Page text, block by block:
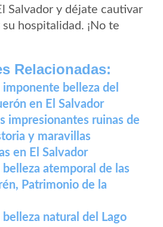
Salvador y déjate cautivar
hospitalidad. ¡No te
Relacionadas:
imponente belleza del
en El Salvador
impresionantes ruinas de
y maravillas
en El Salvador
belleza atemporal de las
Patrimonio de la
belleza natural del Lago